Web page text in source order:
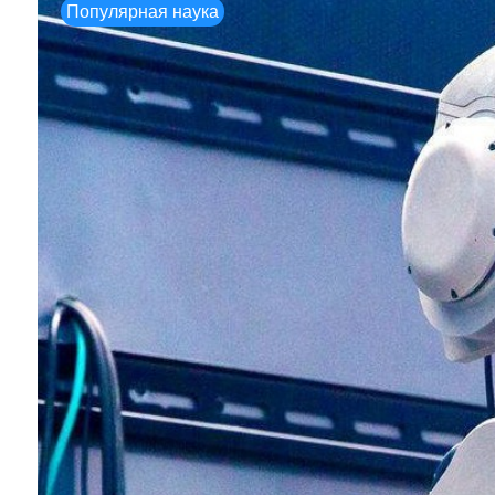
Популярная наука